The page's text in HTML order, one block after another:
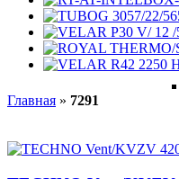
Главная » 7291